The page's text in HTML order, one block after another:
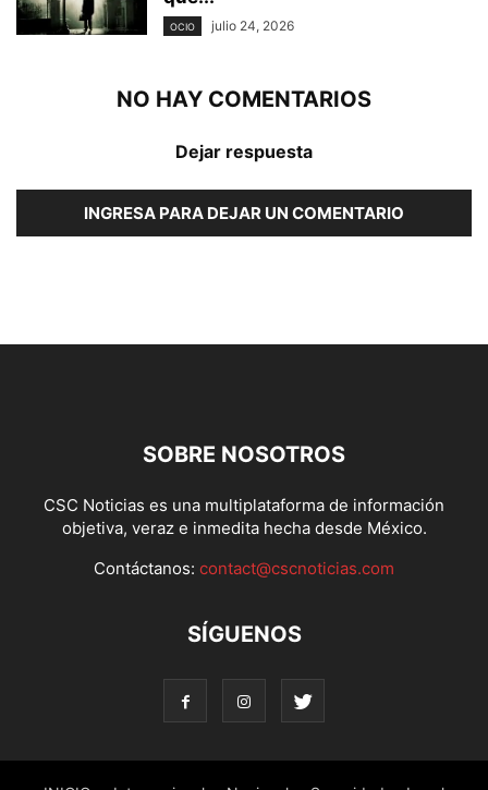
OCIO julio 24, 2026
NO HAY COMENTARIOS
Dejar respuesta
INGRESA PARA DEJAR UN COMENTARIO
SOBRE NOSOTROS
CSC Noticias es una multiplataforma de información
objetiva, veraz e inmedita hecha desde México.
Contáctanos: contact@cscnoticias.com
SÍGUENOS